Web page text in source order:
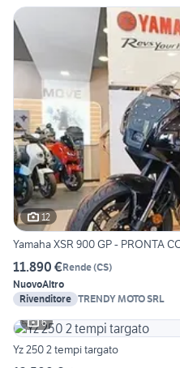
12
Yamaha XSR 900 GP - PRONTA
11.890 €Rende(CS)
NuovoAltro
Rivenditore TRENDY MOTO SRL
6
Yz 250 2 tempi targato